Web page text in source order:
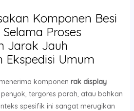
Komponen Besi
Proses
Jarak Jauh
Ekspedisi Umum
komponen rak display
tergores parah, atau bahkan
spesifik ini sangat merugikan